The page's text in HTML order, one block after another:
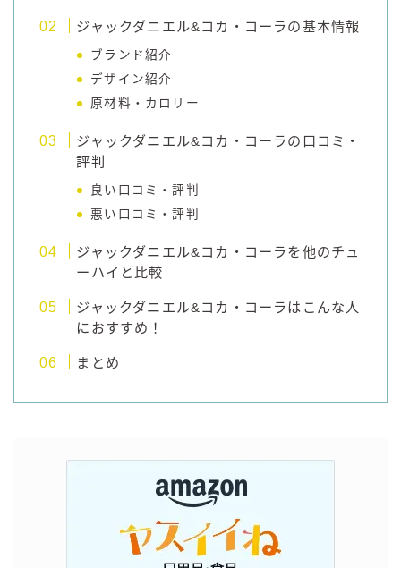
ジャックダニエル&コカ・コーラの基本情報
ブランド紹介
デザイン紹介
原材料・カロリー
ジャックダニエル&コカ・コーラの口コミ・
評判
良い口コミ・評判
悪い口コミ・評判
ジャックダニエル&コカ・コーラを他のチュ
ーハイと比較
ジャックダニエル&コカ・コーラはこんな人
におすすめ！
まとめ